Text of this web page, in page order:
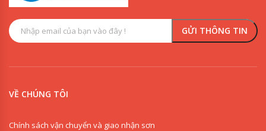
VỀ CHÚNG TÔI
Chính sách vận chuyển và giao nhận sơn